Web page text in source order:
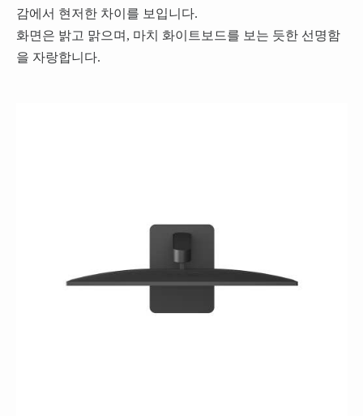
감에서 현저한 차이를 보입니다.
화면은 밝고 맑으며, 마치 화이트보드를 보는 듯한 선명함
을 자랑합니다.